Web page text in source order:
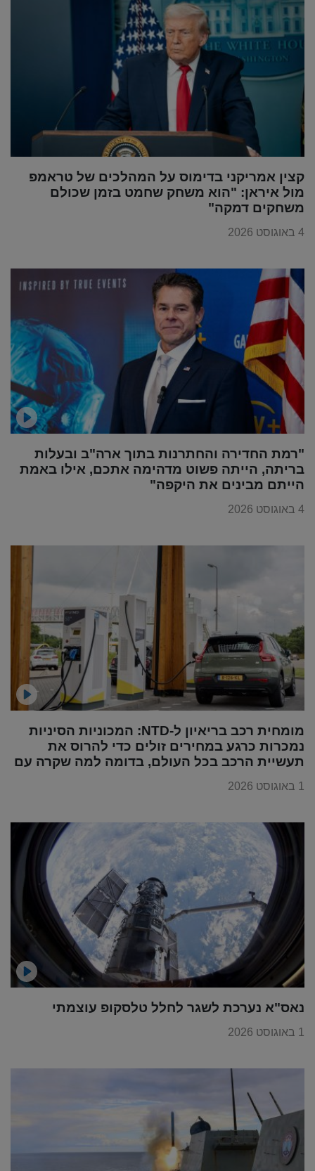
קצין אמריקני בדימוס על המהלכים של טראמפ
מול איראן: "הוא משחק שחמט בזמן שכולם
משחקים דמקה"
4 באוגוסט 2026
"רמת החדירה והחתרנות בתוך ארה"ב ובעלות
בריתה, הייתה פשוט מדהימה אתכם, אילו באמת
הייתם מבינים את היקפה"
4 באוגוסט 2026
מומחית רכב בריאיון ל-NTD: המכוניות הסיניות
נמכרות כרגע במחירים זולים כדי להרוס את
תעשיית הרכב בכל העולם, בדומה למה שקרה עם
1 באוגוסט 2026
נאס"א נערכת לשגר לחלל טלסקופ עוצמתי
1 באוגוסט 2026